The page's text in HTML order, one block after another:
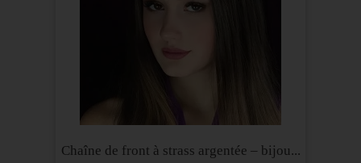
Chaîne de front à strass argentée – bijou...